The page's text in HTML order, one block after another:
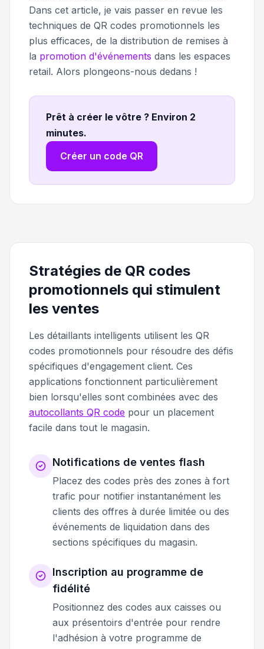
Dans cet article, je vais passer en revue les
techniques de QR codes promotionnels les
plus efficaces, de la distribution de remises à
la promotion d'événements dans les espaces
retail. Alors plongeons-nous dedans !
Prêt à créer le vôtre ? Environ 2
minutes.
Créer un code QR
Stratégies de QR codes
promotionnels qui stimulent
les ventes
Les détaillants intelligents utilisent les QR
codes promotionnels pour résoudre des défis
spécifiques d'engagement client. Ces
applications fonctionnent particulièrement
bien lorsqu'elles sont combinées avec des
autocollants QR code pour un placement
facile dans tout le magasin.
Notifications de ventes flash
Placez des codes près des zones à fort
trafic pour notifier instantanément les
clients des offres à durée limitée ou des
événements de liquidation dans des
sections spécifiques du magasin.
Inscription au programme de
fidélité
Positionnez des codes aux caisses ou
aux présentoirs d'entrée pour rendre
l'adhésion à votre programme de